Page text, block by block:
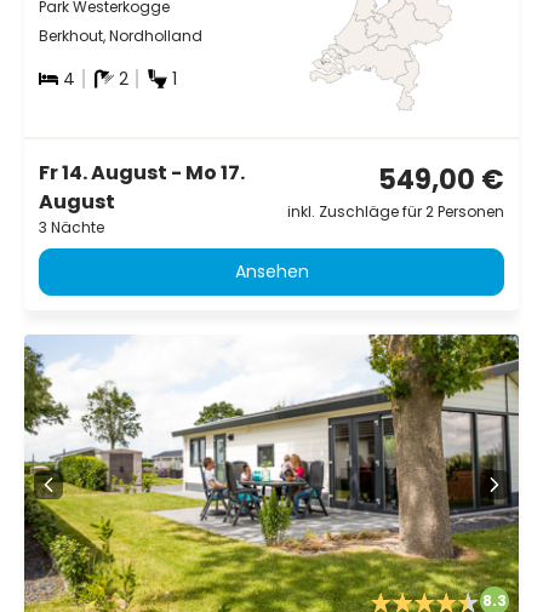
Park Westerkogge
Berkhout, Nordholland
4 2 1
Fr 14. August - Mo 17.
August
3 Nächte
549,00 €
inkl. Zuschläge für 2 Personen
Ansehen
8.3